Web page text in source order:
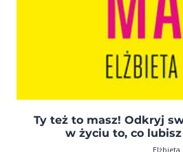
Ty też to masz! Odkryj
w życiu to, co